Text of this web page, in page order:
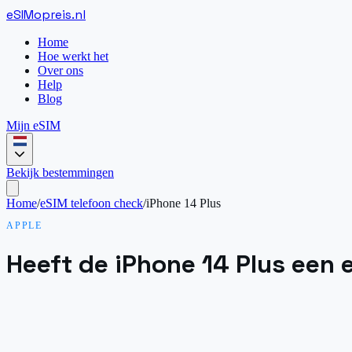
eSIMopreis.nl
Home
Hoe werkt het
Over ons
Help
Blog
Mijn eSIM
Bekijk bestemmingen
Home/eSIM telefoon check/iPhone 14 Plus
APPLE
Heeft de iPhone 14 Plus een